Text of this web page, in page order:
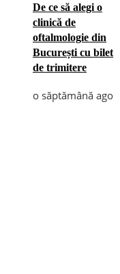
De ce să alegi o
clinică de
oftalmologie din
București cu bilet
de trimitere
o săptămână ago